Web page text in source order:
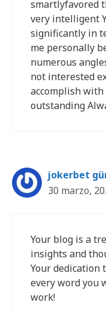
smartlyfavored
very intelligent
significantly in
me personally
numerous
not interested
accomplish with
outstanding
jokerbet
30 marzo,
Your blog is a
insights and
Your dedication
every word you
work!